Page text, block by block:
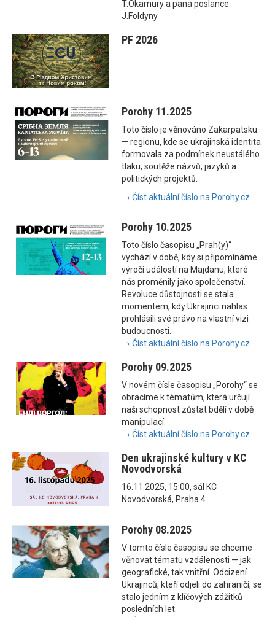
T.Okamury a pana poslance
J.Foldyny
PF 2026
Porohy 11.2025
Toto číslo je věnováno Zakarpatsku
— regionu, kde se ukrajinská identita
formovala za podmínek neustálého
tlaku, soutěže názvů, jazyků a
politických projektů.
→ Číst aktuální číslo na Porohy.cz
Porohy 10.2025
Toto číslo časopisu „Prah(y)“
vychází v době, kdy si připomínáme
výročí událostí na Majdanu, které
nás proměnily jako společenství.
Revoluce důstojnosti se stala
momentem, kdy Ukrajinci nahlas
prohlásili své právo na vlastní vizi
budoucnosti.
→ Číst aktuální číslo na Porohy.cz
Porohy 09.2025
V novém čísle časopisu „Porohy“ se
obracíme k tématům, která určují
naši schopnost zůstat bdělí v době
manipulací.
→ Číst aktuální číslo na Porohy.cz
Den ukrajinské kultury v KC
Novodvorská
16.11.2025, 15:00, sál KC
Novodvorská, Praha 4
Porohy 08.2025
V tomto čísle časopisu se chceme
věnovat tématu vzdálenosti — jak
geografické, tak vnitřní. Odcizení
Ukrajinců, kteří odjeli do zahraničí, se
stalo jedním z klíčových zážitků
posledních let.